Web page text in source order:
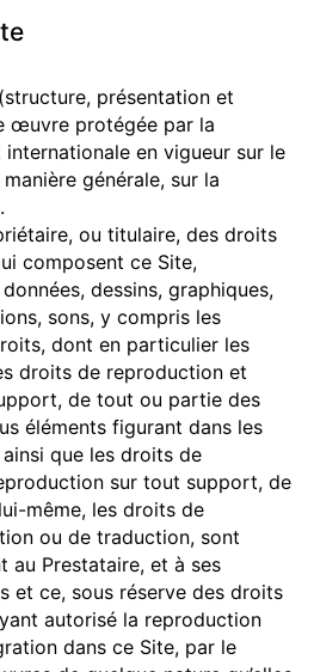
présentation et
œuvre protégée par la
en vigueur sur le
manière générale, sur la
ou titulaire, des droits
composent ce Site,
dessins, graphiques,
sons, y compris les
dont en particulier les
droits de reproduction et
de tout ou partie des
éléments figurant dans les
que les droits de
sur tout support, de
même, les droits de
ou de traduction, sont
au Prestataire, et à ses
et ce, sous réserve des droits
autorisé la reproduction
dans ce Site, par le